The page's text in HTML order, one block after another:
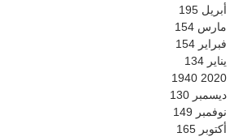
أبريل 195
مارس 154
فبراير 154
يناير 134
2020
1940
ديسمبر 130
نوفمبر 149
أكتوبر 165